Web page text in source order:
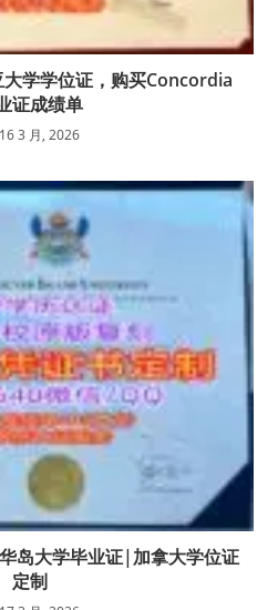
学学位证，购买Concordia
证成绩单
16 3 月, 2026
岛大学毕业证|加拿大学位证
定制